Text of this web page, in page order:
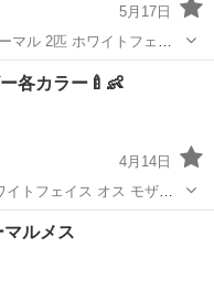
5月17日
問い合わせお待ちしてお
ョップ フクロモモンガ
各カラー🍼👶
4月14日
ョップ
ルメス